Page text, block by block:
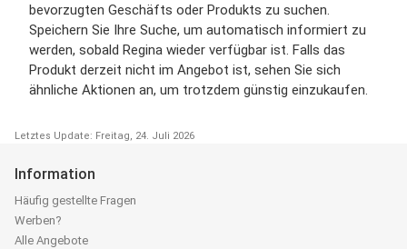
bevorzugten Geschäfts oder Produkts zu suchen.
Speichern Sie Ihre Suche, um automatisch informiert zu
werden, sobald Regina wieder verfügbar ist. Falls das
Produkt derzeit nicht im Angebot ist, sehen Sie sich
ähnliche Aktionen an, um trotzdem günstig einzukaufen.
Letztes Update: Freitag, 24. Juli 2026
Information
Häufig gestellte Fragen
Werben?
Alle Angebote